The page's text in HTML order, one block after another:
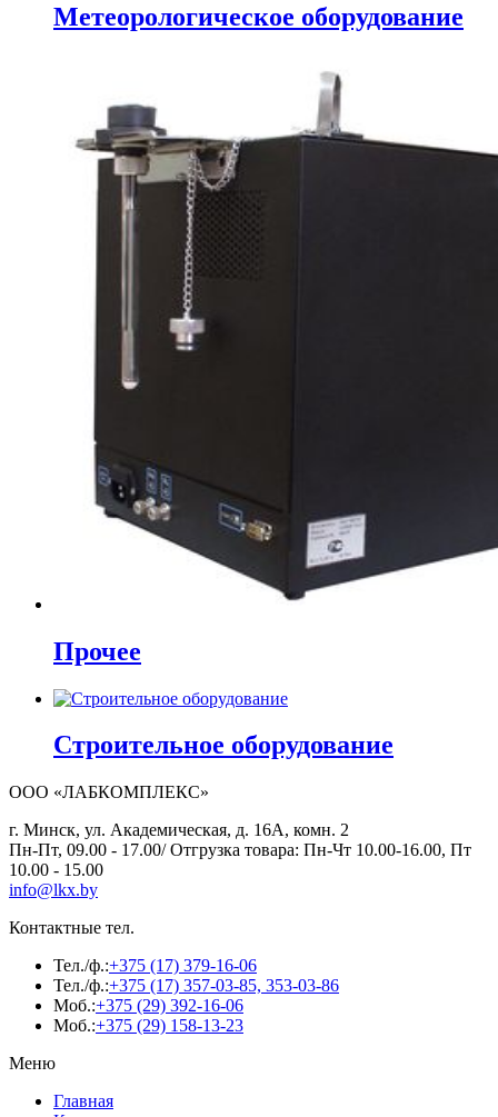
Метеорологическое оборудование
Прочее
Строительное оборудование
ООО «ЛАБКОМПЛЕКС»
г. Минск, ул. Академическая, д. 16А, комн. 2
Пн-Пт, 09.00 - 17.00/ Отгрузка товара: Пн-Чт 10.00-16.00, Пт
10.00 - 15.00
info@lkx.by
Контактные тел.
Тел./ф.:+375 (17) 379-16-06
Тел./ф.:+375 (17) 357-03-85, 353-03-86
Моб.:+375 (29) 392-16-06
Моб.:+375 (29) 158-13-23
Меню
Главная